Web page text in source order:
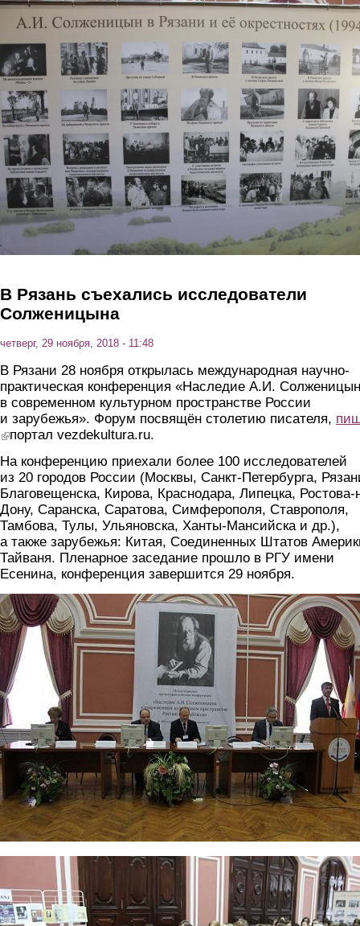
Перейти к основному содержанию
В Рязань съехались исследователи
Солженицына
четверг, 29 ноября, 2018 - 11:48
В Рязани 28 ноября открылась международная научно-
практическая конференция «Наследие А.И.
в современном культурном пространстве России
и зарубежья». Форум посвящён столетию писателя,
(link is external)
портал vezdekultura.ru.
На конференцию приехали более 100 исследователей
из 20 городов России (Москвы, Санкт-Петербурга,
Благовещенска, Кирова, Краснодара, Липецка, Ростова-
Дону, Саранска, Саратова, Симферополя, Ставрополя,
Тамбова, Тулы, Ульяновска, Ханты-Мансийска и др.),
а также зарубежья: Китая, Соединенных Штатов
Тайваня. Пленарное заседание прошло в РГУ имени
Есенина, конференция завершится 29 ноября.
1.jpg